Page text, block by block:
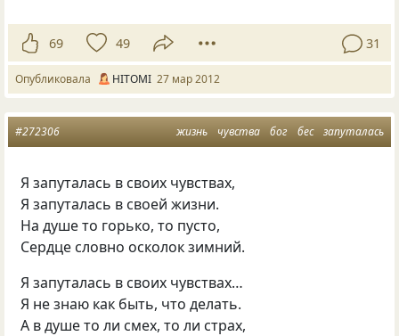
69 49 31
Опубликовала HITOMI 27 мар 2012
жизнь чувства бог бес запуталась
#272306
Я запуталась в своих чувствах,
Я запуталась в своей жизни.
На душе то горько, то пусто,
Сердце словно осколок зимний.
Я запуталась в своих чувствах…
Я не знаю как быть, что делать.
А в душе то ли смех, то ли страх,